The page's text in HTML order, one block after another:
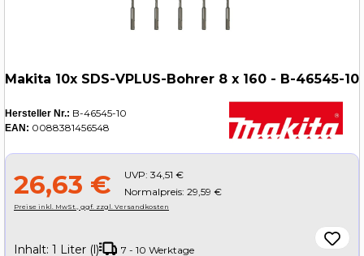
Makita 10x SDS-VPLUS-Bohrer 8 x 160 - B-46545-10
Hersteller Nr.: B-46545-10
EAN: 0088381456548
26,63 € UVP: 34,51 €
Normalpreis: 29,59 €
Preise inkl. MwSt., ggf. zzgl. Versandkosten
Inhalt: 1 Liter (l) 7 - 10 Werktage